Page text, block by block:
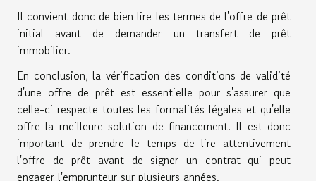
Il convient donc de bien lire les termes de l'offre de prêt
initial avant de demander un transfert de prêt
immobilier.
En conclusion, la vérification des conditions de validité
d'une offre de prêt est essentielle pour s'assurer que
celle-ci respecte toutes les formalités légales et qu'elle
offre la meilleure solution de financement. Il est donc
important de prendre le temps de lire attentivement
l'offre de prêt avant de signer un contrat qui peut
engager l'emprunteur sur plusieurs années.